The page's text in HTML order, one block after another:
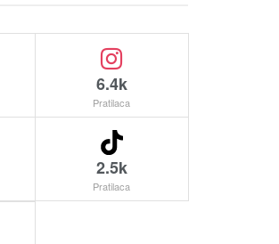
6.4k
Pratilaca
2.5k
Pratilaca